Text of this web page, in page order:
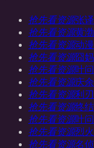
抢先看资源张
抢先看资源黄
抢先看资源动
抢先看资源囧妈
抢先看资源叶
抢先看资源庆
抢先看资源利
抢先看资源终
抢先看资源叶
抢先看资源烈
抢先看资源名